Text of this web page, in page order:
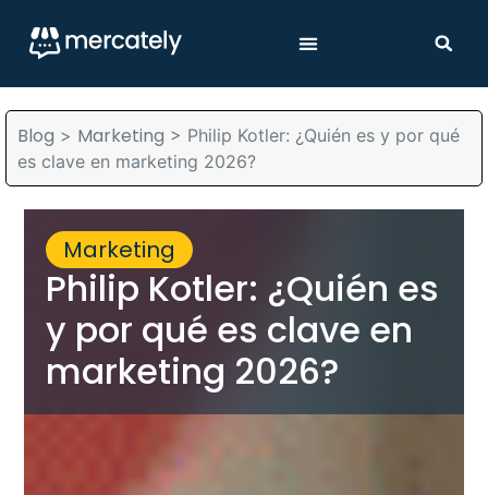
Blog > Marketing > Philip Kotler: ¿Quién es y por qué
es clave en marketing 2026?
Marketing
Philip Kotler: ¿Quién es
y por qué es clave en
marketing 2026?